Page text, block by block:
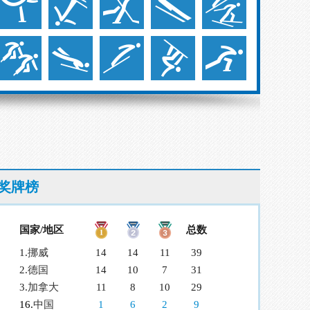
牌榜
国家/地区 总数
1.挪威 14 14 11
39
2.德国 14 10 7
31
3.加拿大 11 8 10
29
16.中国 1 6 2 9